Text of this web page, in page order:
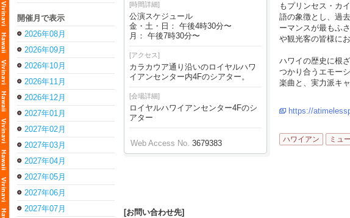
開催月で表示
2026年08月
2026年09月
2026年10月
2026年11月
2026年12月
2027年01月
2027年02月
2027年03月
2027年04月
2027年05月
2027年06月
2027年07月
[時間詳細]
公演スケジュール
金・土・日： 午後4時30分〜
月： 午後7時30分〜
[アクセス]
カラカウア通り沿いのロイヤルハワ
イアンセンター内4Fのシアター。
[会場詳細]
ロイヤルハワイアンセンター4Fのシ
アター
Web Access No. 3679383
もプリンセス・カ
語の象徴とし、過
ーマンスが最もふ
や観光客の皆様に
ハワイの歴史に根
つかり合うエモー
楽曲と、実力派キ
https://
ハワイアン ミュ
[お問い合わせ先]